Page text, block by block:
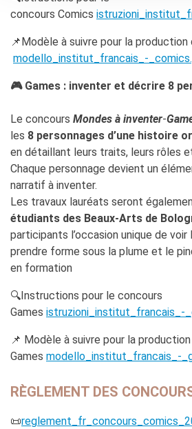
concours Comics
📌Modèle à suivre pour la production
modello_institut_francais_-
🎮 Games : inventer et décrire 8
Le concours Mondes à inventer-
les 8 personnages d’une histoire
en détaillant leurs traits, leurs rôles
Chaque personnage devient un
narratif à inventer.
Les travaux lauréats seront
étudiants des Beaux-Arts de
participants l’occasion unique de voir
prendre forme sous la plume et le
en formation
🔍Instructions pour le concours
Games istruzioni_institut_francais_-
📌 Modèle à suivre pour la
Games modello_institut_francais_-
RÈGLEMENT DES
📜